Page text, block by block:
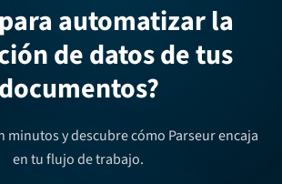
automatizar la
de datos de tus
documentos?
minutos y descubre cómo Parseur encaja
en tu flujo de trabajo.